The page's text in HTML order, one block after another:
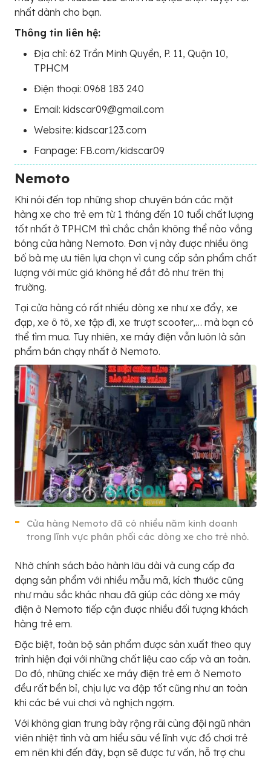
nhất dành cho bạn.
Thông tin liên hệ:
Địa chỉ: 62 Trần Minh Quyền, P. 11, Quận 10,
TPHCM
Điện thoại: 0968 183 240
Email: kidscar09@gmail.com
Website: kidscar123.com
Fanpage: FB.com/kidscar09
Nemoto
Khi nói đến top những shop chuyên bán các mặt
hàng xe cho trẻ em từ 1 tháng đến 10 tuổi chất lượng
tốt nhất ở TPHCM thì chắc chắn không thể nào vắng
bóng cửa hàng Nemoto. Đơn vị này được nhiều ông
bố bà mẹ ưu tiên lựa chọn vì cung cấp sản phẩm chất
lượng với mức giá không hề đắt đỏ như trên thị
trường.
Tại cửa hàng có rất nhiều dòng xe như xe đẩy, xe
đạp, xe ô tô, xe tập đi, xe trượt scooter,… mà bạn có
thể tìm mua. Tuy nhiên, xe máy điện vẫn luôn là sản
phẩm bán chạy nhất ở Nemoto.
Cửa hàng Nemoto đã có nhiều năm kinh doanh
trong lĩnh vực phân phối các dòng xe cho trẻ nhỏ.
Nhờ chính sách bảo hành lâu dài và cung cấp đa
dạng sản phẩm với nhiều mẫu mã, kích thước cũng
như màu sắc khác nhau đã giúp các dòng xe máy
điện ở Nemoto tiếp cận được nhiều đối tượng khách
hàng trẻ em.
Đặc biệt, toàn bộ sản phẩm được sản xuất theo quy
trình hiện đại với những chất liệu cao cấp và an toàn.
Do đó, những chiếc xe máy điện trẻ em ở Nemoto
đều rất bền bỉ, chịu lực va đập tốt cũng như an toàn
khi các bé vui chơi và nghịch ngợm.
Với không gian trưng bày rộng rãi cùng đội ngũ nhân
viên nhiệt tình và am hiểu sâu về lĩnh vực đồ chơi trẻ
em nên khi đến đây, bạn sẽ được tư vấn, hỗ trợ chu